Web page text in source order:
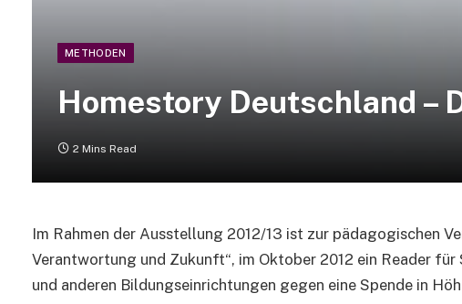
METHODEN
Homestory Deutschland –
2 Mins Read
Im Rahmen der Ausstellung 2012/13 ist zur pädagogischen
Verantwortung und Zukunft“, im Oktober 2012 ein Reader
und anderen Bildungseinrichtungen gegen eine Spende in